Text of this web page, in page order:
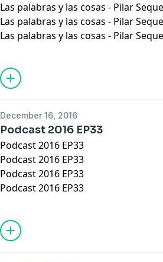
Las palabras y las cosas - Pilar
Las palabras y las cosas - Pilar
Las palabras y las cosas - Pilar
December 16, 2016
Podcast 2016 EP33
Podcast 2016 EP33
Podcast 2016 EP33
Podcast 2016 EP33
Podcast 2016 EP33